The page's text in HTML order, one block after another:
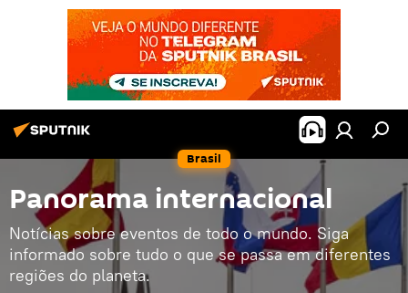
Brasil
Panorama internacional
Notícias sobre eventos de todo o mundo. Siga
informado sobre tudo o que se passa em diferentes
regiões do planeta.